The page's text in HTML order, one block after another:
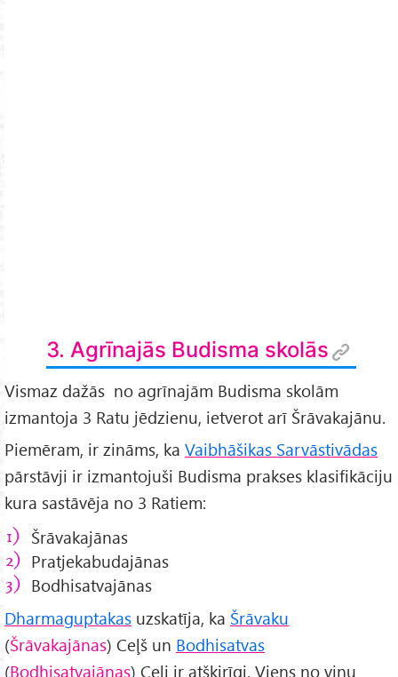
3. Agrīnajās Budisma skolās
Vismaz dažās no agrīnajām Budisma skolām
izmantoja 3 Ratu jēdzienu, ietverot arī Šrāvakajānu.
Piemēram, ir zināms, ka Vaibhāšikas Sarvāstivādas
pārstāvji ir izmantojuši Budisma prakses klasifikāciju
kura sastāvēja no 3 Ratiem:
Šrāvakajānas
Pratjekabudajānas
Bodhisatvajānas
Dharmaguptakas uzskatīja, ka Šrāvaku
(Šrāvakajānas) Ceļš un Bodhisatvas
(Bodhisatvajānas) Ceļi ir atšķirīgi. Viens no viņu